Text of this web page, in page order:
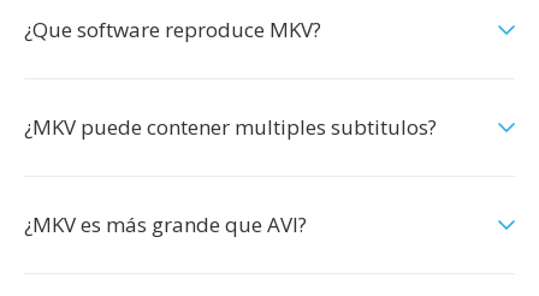
¿Que software reproduce MKV?
¿MKV puede contener multiples subtitulos?
¿MKV es más grande que AVI?